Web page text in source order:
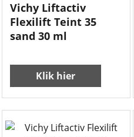
Vichy Liftactiv
Flexilift Teint 35
sand 30 ml
Klik hier